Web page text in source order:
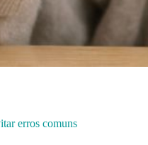
erros comuns